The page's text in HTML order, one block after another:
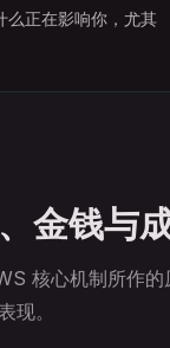
么正在影响你，尤其
金钱与
核心机制所作
现。